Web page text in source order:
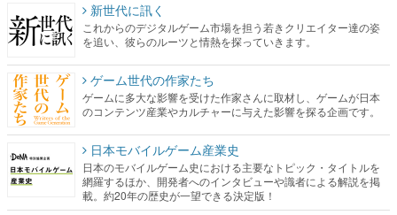
新世代に訊く
これからのデジタルゲーム市場を担う若きクリエイター達の姿
を追い、彼らのルーツと情熱を探っていきます。
ゲーム世代の作家たち
ゲームに多大な影響を受けた作家さんに取材し、ゲームが日本
のコンテンツ産業やカルチャーに与えた影響を探る企画です。
日本モバイルゲーム産業史
日本のモバイルゲーム史における主要なトピック・タイトルを
網羅するほか、開発者へのインタビューや識者による解説を掲
載。約20年の歴史が一望できる決定版！